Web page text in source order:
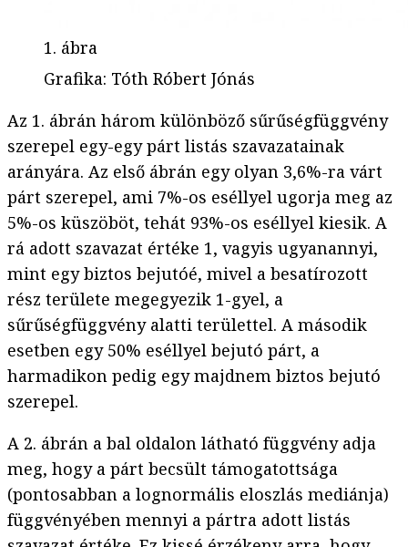
1. ábra
Grafika: Tóth Róbert Jónás
Az 1. ábrán három különböző sűrűségfüggvény
szerepel egy-egy párt listás szavazatainak
arányára. Az első ábrán egy olyan 3,6%-ra várt
párt szerepel, ami 7%-os eséllyel ugorja meg az
5%-os küszöböt, tehát 93%-os eséllyel kiesik. A
rá adott szavazat értéke 1, vagyis ugyanannyi,
mint egy biztos bejutóé, mivel a besatírozott
rész területe megegyezik 1-gyel, a
sűrűségfüggvény alatti területtel. A második
esetben egy 50% eséllyel bejutó párt, a
harmadikon pedig egy majdnem biztos bejutó
szerepel.
A 2. ábrán a bal oldalon látható függvény adja
meg, hogy a párt becsült támogatottsága
(pontosabban a lognormális eloszlás mediánja)
függvényében mennyi a pártra adott listás